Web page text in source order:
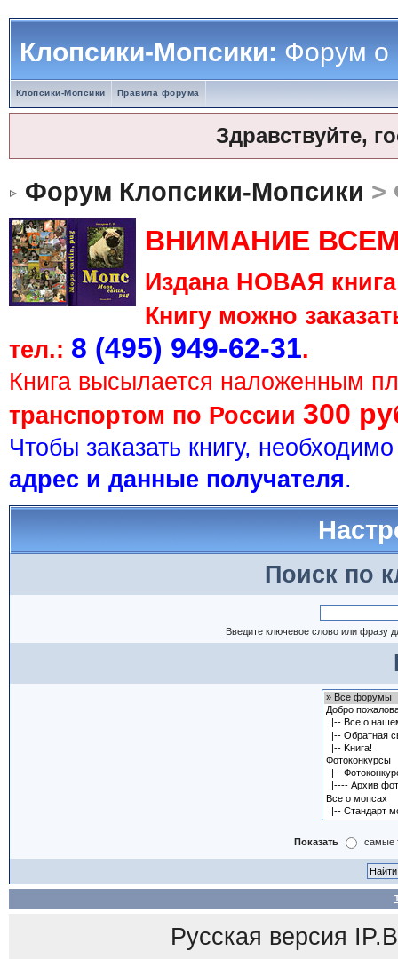
Клопсики-Мопсики:Форум о
Клопсики-Мопсики Правила форума
Здравствуйте,
Форум Клопсики-Мопсики >
ВНИМАНИЕ
Издана НОВАЯ
Книгу можно
тел.: 8 (495) 949-62-31.
Книга высылается наложенным
транспортом по России 300
Чтобы заказать книгу,
адрес и данные получателя.
Поиск по
Введите ключевое слово или фразу
Показать самые
Русская версия